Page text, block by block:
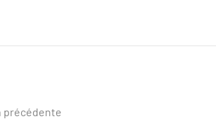
précédente